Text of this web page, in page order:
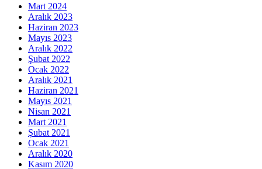
Mart 2024
Aralık 2023
Haziran 2023
Mayıs 2023
Aralık 2022
Şubat 2022
Ocak 2022
Aralık 2021
Haziran 2021
Mayıs 2021
Nisan 2021
Mart 2021
Şubat 2021
Ocak 2021
Aralık 2020
Kasım 2020